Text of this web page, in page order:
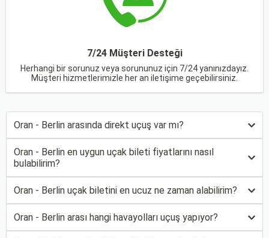
7/24 Müşteri Desteği
Herhangi bir sorunuz veya sorununuz için 7/24 yanınızdayız.
Müşteri hizmetlerimizle her an iletişime geçebilirsiniz.
Oran - Berlin arasında direkt uçuş var mı?
Oran - Berlin en uygun uçak bileti fiyatlarını nasıl
bulabilirim?
Oran - Berlin uçak biletini en ucuz ne zaman alabilirim?
Oran - Berlin arası hangi havayolları uçuş yapıyor?